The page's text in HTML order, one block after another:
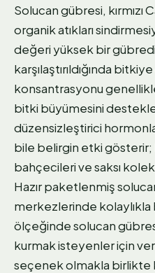
Solucan gübresi, kırmızı
organik atıkları
değeri yüksek bir
karşılaştırıldığında
konsantrasyonu
bitki büyümesini
düzensizleştirici
bile belirgin etki
bahçecileri ve saksı
Hazır paketlenmiş
merkezlerinde
ölçeğinde solucan
kurmak isteyenler için
seçenek olmakla birlikte